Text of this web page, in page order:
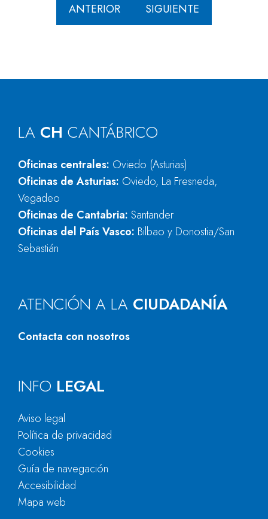
ANTERIOR SIGUIENTE
LA CH CANTÁBRICO
Oficinas centrales: Oviedo (Asturias)
Oficinas de Asturias: Oviedo, La Fresneda,
Vegadeo
Oficinas de Cantabria: Santander
Oficinas del País Vasco: Bilbao y Donostia/San
Sebastián
ATENCIÓN A LA CIUDADANÍA
Contacta con nosotros
INFO LEGAL
Aviso legal
Política de privacidad
Cookies
Guía de navegación
Accesibilidad
Mapa web